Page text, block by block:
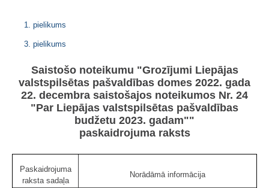
1. pielikums
3. pielikums
Saistošo noteikumu "Grozījumi Liepājas
valstspilsētas pašvaldības domes 2022. gada
22. decembra saistošajos noteikumos Nr. 24
"Par Liepājas valstspilsētas pašvaldības
budžetu 2023. gadam""
paskaidrojuma raksts
Paskaidrojuma
raksta sadaļa
Norādāmā informācija